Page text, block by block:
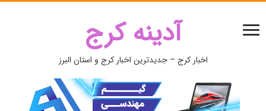
آدینه کرج
اخبار کرج – جدیدترین اخبار کرج و استان البرز